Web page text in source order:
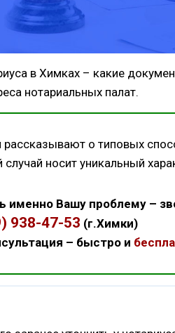
в Химках – какие
нотариальных палат.
о типовых
носит уникальный
именно Вашу проблему –
938-47-53 (г.Химки)
– быстро и